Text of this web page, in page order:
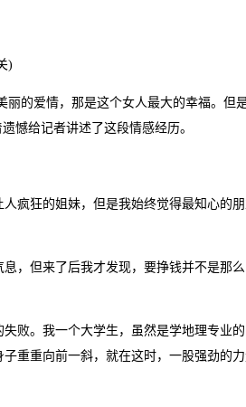
)
的爱情，那是这个女人最大的幸福。但
憾给记者讲述了这段情感经历。
疯狂的姐妹，但是我始终觉得最知心的
，但来了后我才发现，要挣钱并不是那
败。我一个大学生，虽然是学地理专业
重重向前一斜，就在这时，一股强劲的